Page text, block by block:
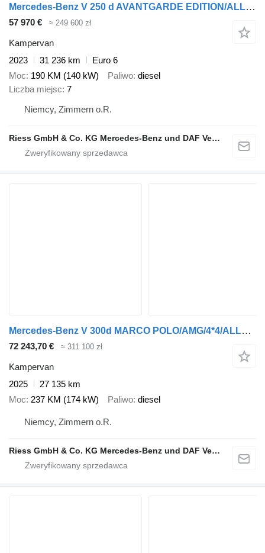
Mercedes-Benz V 250 d AVANTGARDE EDITION/ALLRAD/4*4/AMG/LIEGEP
57 970 € ≈ 249 600 zł
Kampervan
2023
31 236 km
Euro 6
Moc 190 KM (140 kW) Paliwo diesel
Liczba miejsc 7
Niemcy, Zimmern o.R.
Riess GmbH & Co. KG Mercedes-Benz und DAF Vertragspartner
Mercedes-Benz V 300d MARCO POLO/AMG/4*4/ALLRAD/AIRMATIC/MBUX/D
72 243,70 € ≈ 311 100 zł
Kampervan
2025
27 135 km
Moc 237 KM (174 kW) Paliwo diesel
Niemcy, Zimmern o.R.
Riess GmbH & Co. KG Mercedes-Benz und DAF Vertragspartner